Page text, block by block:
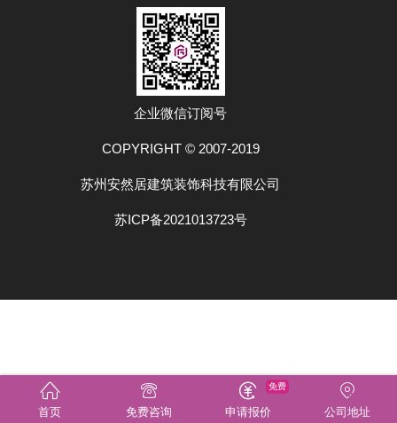
企业微信订阅号
COPYRIGHT © 2007-2019
苏州安然居建筑装饰科技有限公司
苏ICP备2021013723号
首页 免费咨询 申请报价
免费
公司地址